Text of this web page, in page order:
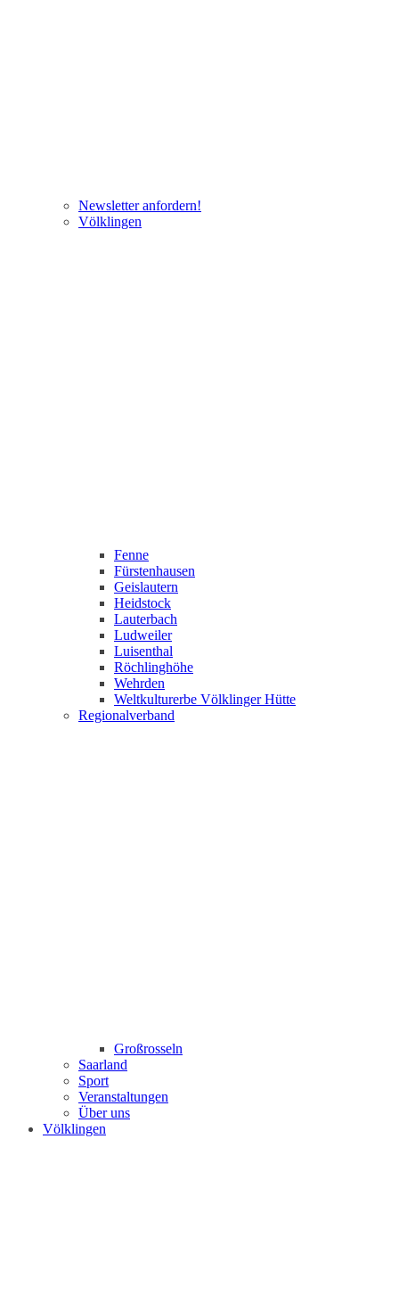
Newsletter anfordern!
Völklingen
Fenne
Fürstenhausen
Geislautern
Heidstock
Lauterbach
Ludweiler
Luisenthal
Röchlinghöhe
Wehrden
Weltkulturerbe Völklinger Hütte
Regionalverband
Großrosseln
Saarland
Sport
Veranstaltungen
Über uns
Völklingen